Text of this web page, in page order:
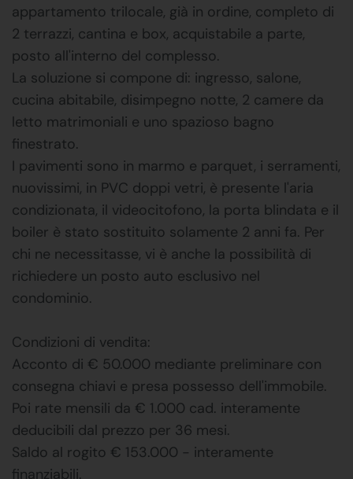
appartamento trilocale, già in ordine, completo di
2 terrazzi, cantina e box, acquistabile a parte,
posto all'interno del complesso.
La soluzione si compone di: ingresso, salone,
cucina abitabile, disimpegno notte, 2 camere da
letto matrimoniali e uno spazioso bagno
finestrato.
I pavimenti sono in marmo e parquet, i serramenti,
nuovissimi, in PVC doppi vetri, è presente l'aria
condizionata, il videocitofono, la porta blindata e il
boiler è stato sostituito solamente 2 anni fa. Per
chi ne necessitasse, vi è anche la possibilità di
richiedere un posto auto esclusivo nel
condominio.
Condizioni di vendita:
Acconto di € 50.000 mediante preliminare con
consegna chiavi e presa possesso dell'immobile.
Poi rate mensili da € 1.000 cad. interamente
deducibili dal prezzo per 36 mesi.
Saldo al rogito € 153.000 - interamente
finanziabili.